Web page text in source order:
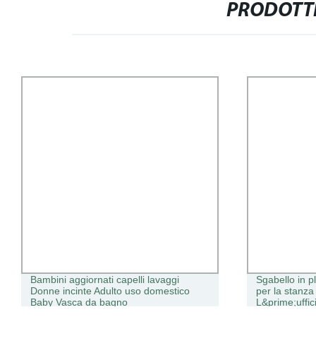
Bambini aggiornati capelli lavaggi
Donne incinte Adulto uso domestico
Baby Vasca da bagno
Sgabello in
per la